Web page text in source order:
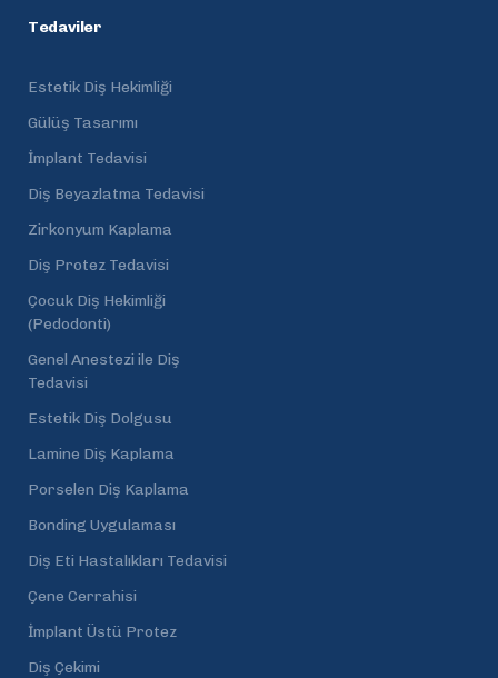
Tedaviler
Estetik Diş Hekimliği
Gülüş Tasarımı
İmplant Tedavisi
Diş Beyazlatma Tedavisi
Zirkonyum Kaplama
Diş Protez Tedavisi
Çocuk Diş Hekimliği
(Pedodonti)
Genel Anestezi ile Diş
Tedavisi
Estetik Diş Dolgusu
Lamine Diş Kaplama
Porselen Diş Kaplama
Bonding Uygulaması
Diş Eti Hastalıkları Tedavisi
Çene Cerrahisi
İmplant Üstü Protez
Diş Çekimi